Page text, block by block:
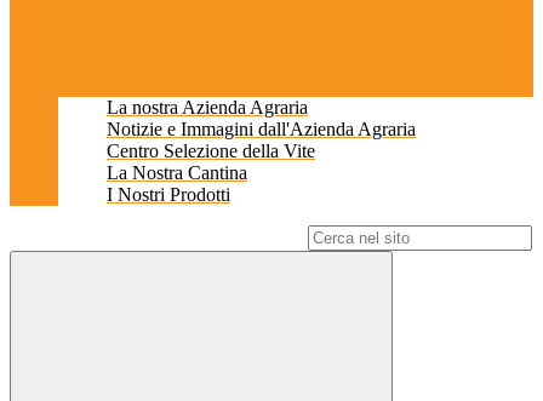
La nostra Azienda Agraria
Notizie e Immagini dall'Azienda Agraria
Centro Selezione della Vite
La Nostra Cantina
I Nostri Prodotti